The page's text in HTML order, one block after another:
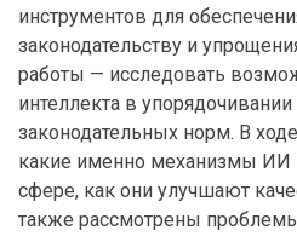
инструментов для
законодательству и
работы — исследовать
интеллекта в
законодательных норм. В
какие именно механизмы ИИ
сфере, как они улучшают
также рассмотрены